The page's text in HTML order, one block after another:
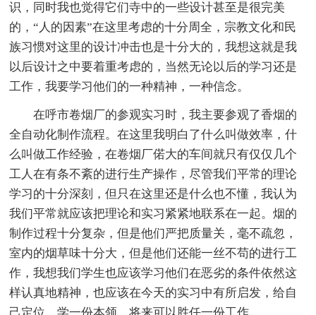
识，同时我也觉得它们寺中的一些设计甚至是很完美
的，“人的因素”在这里考虑的十分周全，宗教文化和民
族习惯对这里的设计冲击也是十分大的，我想这就是我
以后设计之中要着重考虑的，当然无论以后的学习还是
工作，我要学习他们的一种精神，一种信念。
在呼市卷烟厂的参观实习时，我主要参观了香烟的
全自动化制作流程。在这里我明白了什么叫做效率，什
么叫做工作经验，在卷烟厂偌大的车间就只有仅仅几个
工人在有条不紊的进行生产操作，尽管我们平常的理论
学习的十分深刻，但只在这里还是什么也不懂，我认为
我们平常就应该把理论和实习紧紧地联系在一起。烟的
制作过程十分复杂，但是他们严把质量关，毫不疏忽，
室内的烟草味十分大，但是他们还能一丝不苟的进行工
作，我想我们学生也应该学习他们在恶劣的条件依然这
样认真地精神，也应该在今天的实习中有所启发，给自